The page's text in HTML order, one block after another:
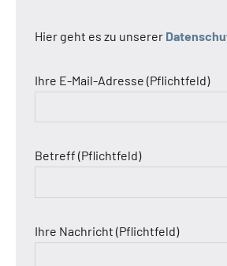
Hier geht es zu unserer
Ihre E-Mail-Adresse (Pflichtfeld)
Betreff (Pflichtfeld)
Ihre Nachricht (Pflichtfeld)